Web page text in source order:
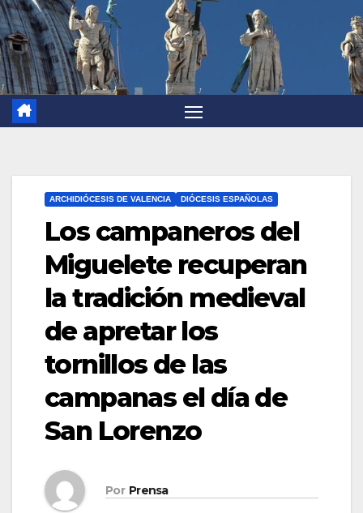
ARCHIDIÓCESIS DE VALENCIA DIÓCESIS ESPAÑOLAS
Los campaneros del
Miguelete recuperan
la tradición medieval
de apretar los
tornillos de las
campanas el día de
San Lorenzo
Por Prensa